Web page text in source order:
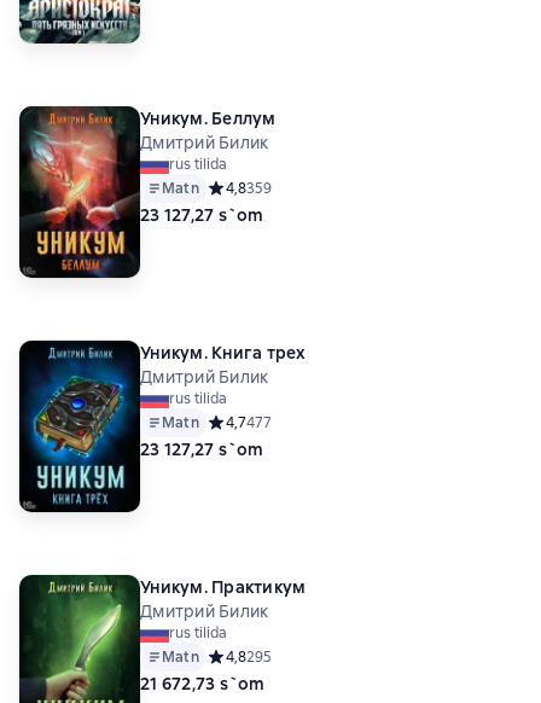
Уникум. Беллум
Дмитрий Билик
rus tilida
Matn Средний рейтинг 4,8 на основе 359 оценок
4,8359
23 127,27 s`om
Уникум. Книга трех
Дмитрий Билик
rus tilida
Matn Средний рейтинг 4,7 на основе 477 оценок
4,7477
23 127,27 s`om
Уникум. Практикум
Дмитрий Билик
rus tilida
Matn Средний рейтинг 4,8 на основе 295 оценок
4,8295
21 672,73 s`om